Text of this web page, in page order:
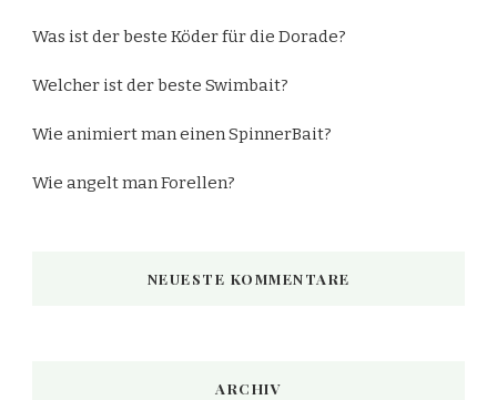
Was ist der beste Köder für die Dorade?
Welcher ist der beste Swimbait?
Wie animiert man einen SpinnerBait?
Wie angelt man Forellen?
NEUESTE KOMMENTARE
ARCHIV